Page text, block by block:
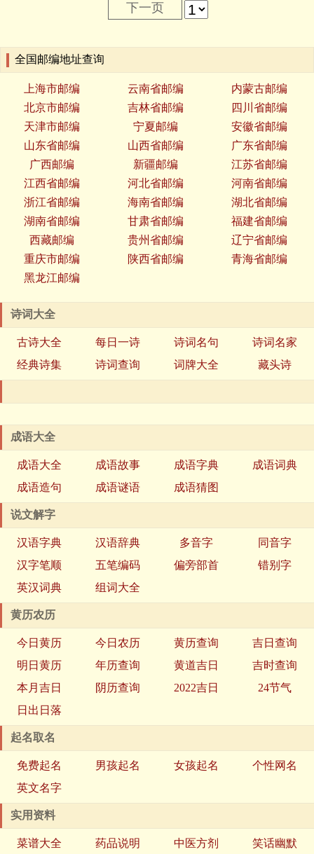
下一页
全国邮编地址查询
上海市邮编 云南省邮编
内蒙古邮编
北京市邮编
吉林省邮编
四川省邮编
天津市邮编
宁夏邮编
安徽省邮编
山东省邮编
山西省邮编
广东省邮编
广西邮编
新疆邮编
江苏省邮编
江西省邮编
河北省邮编
河南省邮编
浙江省邮编
海南省邮编
湖北省邮编
湖南省邮编
甘肃省邮编
福建省邮编
西藏邮编
贵州省邮编
辽宁省邮编
重庆市邮编
陕西省邮编
青海省邮编
黑龙江邮编
诗词大全
古诗大全 每日一诗 诗词名句
诗词名家
经典诗集
诗词查询 词牌大全 藏头诗
成语大全
成语大全 成语故事 成语字典
成语词典
成语造句
成语谜语 成语猜图
说文解字
汉语字典 汉语辞典 多音字
同音字
汉字笔顺
五笔编码 偏旁部首
错别字
英汉词典
组词大全
黄历农历
今日黄历 今日农历 黄历查询
吉日查询
明日黄历
年历查询 黄道吉日
吉时查询
本月吉日
阴历查询 2022吉日
24节气
日出日落
起名取名
免费起名 男孩起名 女孩起名
个性网名
英文名字
实用资料
菜谱大全 药品说明 中医方剂 笑话幽默